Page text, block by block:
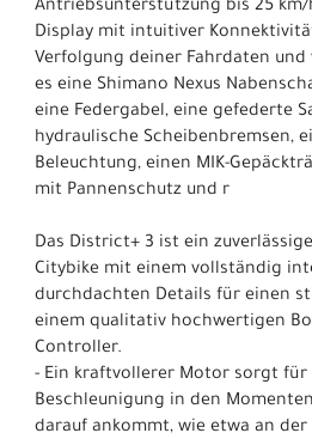
Antriebsunterstützung bis 25 km/
Display mit intuitiver
Verfolgung deiner Fahrdaten und
es eine Shimano Nexus
eine Federgabel, eine gefederte
hydraulische Scheibenbremsen,
Beleuchtung, einen MIK-
mit Pannenschutz und r
Das District+ 3 ist ein
Citybike mit einem vollständig
durchdachten Details für einen
einem qualitativ hochwertigen
Controller.
- Ein kraftvollerer Motor sorgt für
Beschleunigung in den
darauf ankommt, wie etwa an